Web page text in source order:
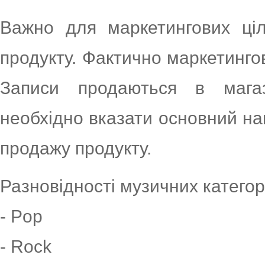
Важно для маркетингових
продукту. Фактично
Записи продаються в
необхідно вказати основний
продажу продукту.
Разновідності музичних
- Pop
- Rock